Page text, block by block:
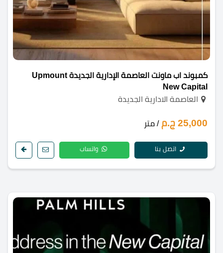
كمبوند اب ماونت العاصمة الإدارية الجديدة Upmount
New Capital
العاصمة الادارية الجديدة
25,000 ج.م / متر
اتصل بنا واتساب